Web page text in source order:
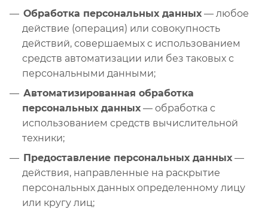
Обработка персональных данных — любое
действие (операция) или совокупность
действий, совершаемых с использованием
средств автоматизации или без таковых с
персональными данными;
Автоматизированная обработка
персональных данных — обработка с
использованием средств вычислительной
техники;
Предоставление персональных данных —
действия, направленные на раскрытие
персональных данных определенному лицу
или кругу лиц;